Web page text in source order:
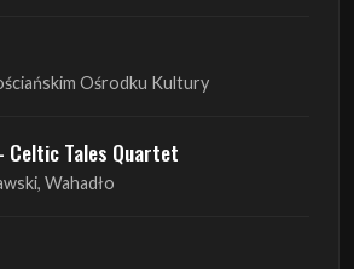
Ośrodku Kultury
Celtic Tales Quartet
Wahadło